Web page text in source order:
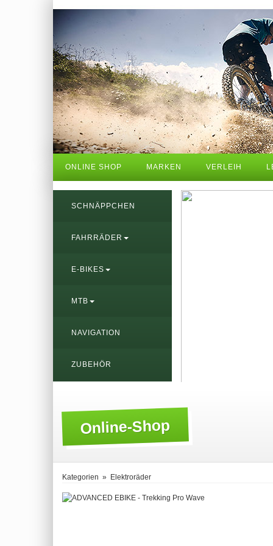
ONLINE SHOP MARKEN VERLEIH
SCHNÄPPCHEN
FAHRRÄDER
E-BIKES
MTB
NAVIGATION
ZUBEHÖR
Online-Shop
Kategorien » Elektroräder